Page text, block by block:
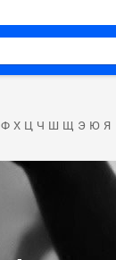
Ф Х Ц Ч Ш Щ Э Ю Я